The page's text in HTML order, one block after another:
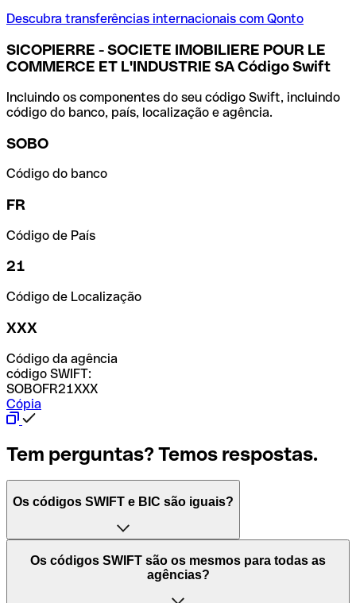
Descubra transferências internacionais com Qonto
SICOPIERRE - SOCIETE IMOBILIERE POUR LE
COMMERCE ET L'INDUSTRIE SA Código Swift
Incluindo os componentes do seu código Swift, incluindo
código do banco, país, localização e agência.
SOBO
Código do banco
FR
Código de País
21
Código de Localização
XXX
Código da agência
código SWIFT:
SOBOFR21XXX
Cópia
Tem perguntas? Temos respostas.
Os códigos SWIFT e BIC são iguais?
O acrónimo SWIFT significa "Society for Worldwide
Interbank Financial Telecommunication (Sociedade para
Os códigos SWIFT são os mesmos para todas as
agências?